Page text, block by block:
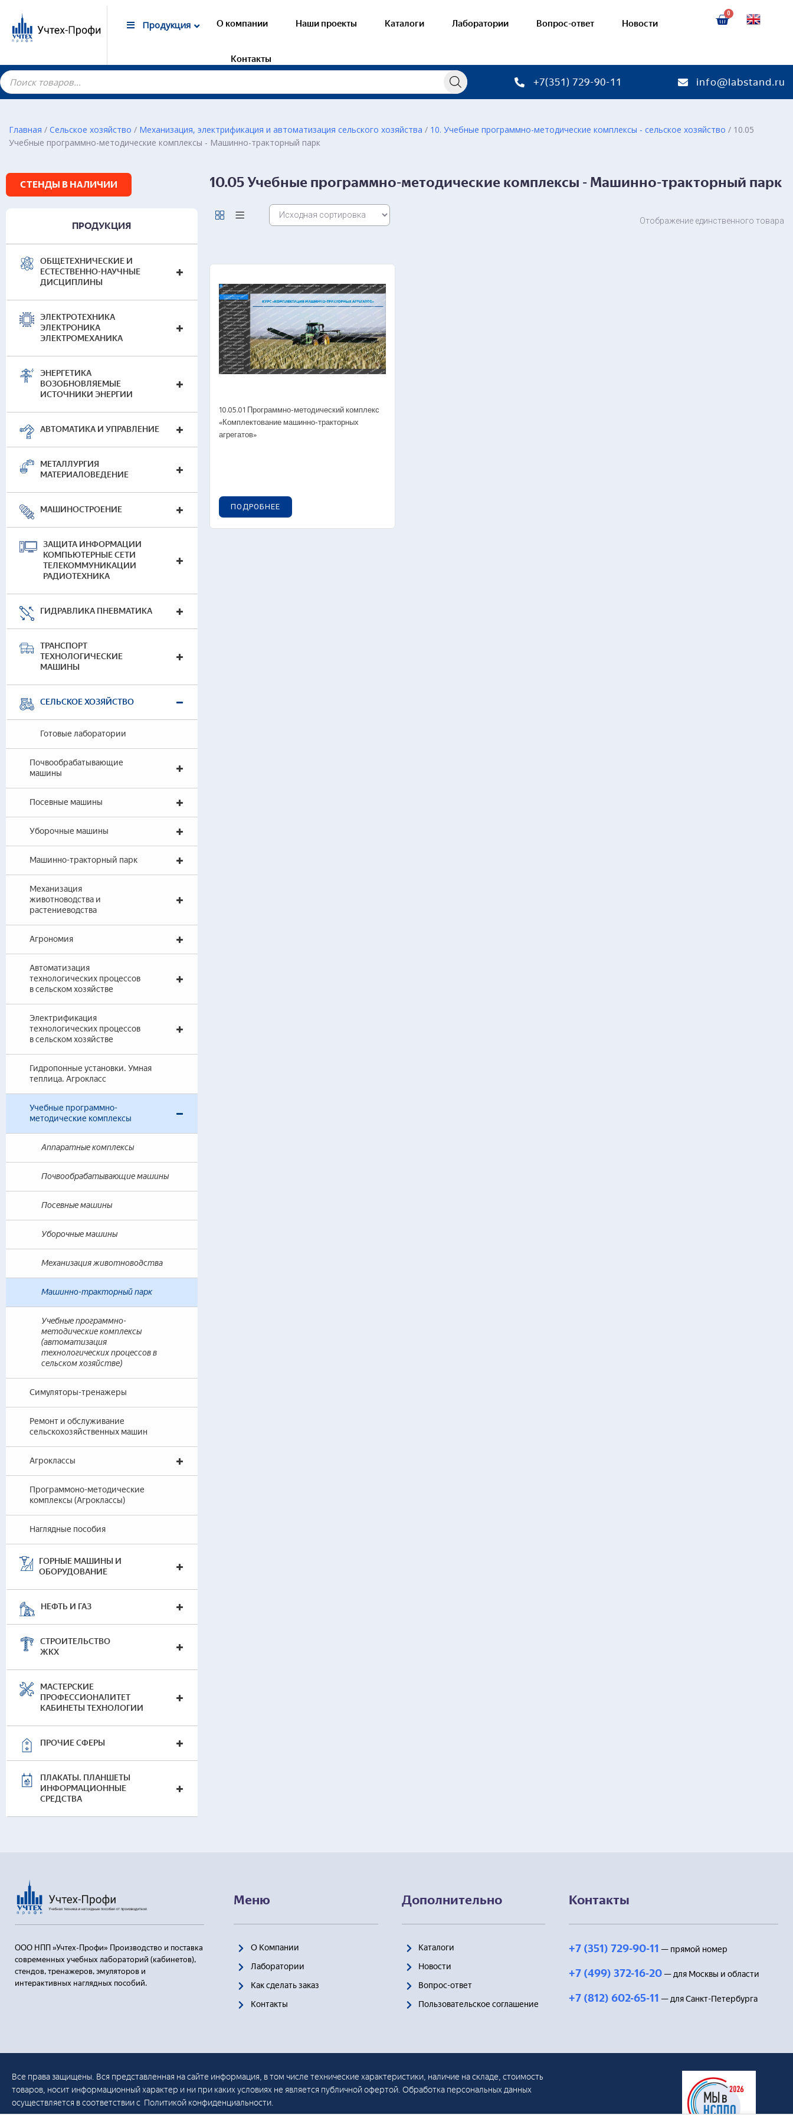
Продукция
Готовые лаборатории по Механизации,
Стенды-планшеты с натуральными деталями
Стенды-планшеты с
Стенды-планшеты с натуральными деталями
Стенды-планшеты светодинамические
Масштабированные модели
Лабораторные стенды
О компании Наши проекты Каталоги Лаборатории Вопрос-ответ Новости
Контакты
+7(351) 729-90-11 info@labstand.ru
Главная / Сельское хозяйство / Механизация, электрификация и автоматизация сельского хозяйства / 10. Учебные программно-методические комплексы - сельское хозяйство / 10.05
Учебные программно-методические комплексы - Машинно-тракторный парк
СТЕНДЫ В НАЛИЧИИ
ПРОДУКЦИЯ
ОБЩЕТЕХНИЧЕСКИЕ И
ЕСТЕСТВЕННО-НАУЧНЫЕ
ДИСЦИПЛИНЫ
ЭЛЕКТРОТЕХНИКА
ЭЛЕКТРОНИКА
ЭЛЕКТРОМЕХАНИКА
ЭНЕРГЕТИКА
ВОЗОБНОВЛЯЕМЫЕ
ИСТОЧНИКИ ЭНЕРГИИ
АВТОМАТИКА И УПРАВЛЕНИЕ
МЕТАЛЛУРГИЯ
МАТЕРИАЛОВЕДЕНИЕ
МАШИНОСТРОЕНИЕ
ЗАЩИТА ИНФОРМАЦИИ
КОМПЬЮТЕРНЫЕ СЕТИ
ТЕЛЕКОММУНИКАЦИИ
РАДИОТЕХНИКА
ГИДРАВЛИКА ПНЕВМАТИКА
ТРАНСПОРТ
ТЕХНОЛОГИЧЕСКИЕ
МАШИНЫ
СЕЛЬСКОЕ ХОЗЯЙСТВО
Готовые лаборатории
Почвообрабатывающие
машины
Посевные машины
Уборочные машины
Машинно-тракторный парк
Механизация
животноводства и
растениеводства
Агрономия
Автоматизация
технологических процессов
в сельском хозяйстве
Электрификация
технологических процессов
в сельском хозяйстве
Гидропонные установки. Умная
теплица. Агрокласс
Учебные программно-
методические комплексы
Аппаратные комплексы
Почвообрабатывающие машины
Посевные машины
Уборочные машины
Механизация животноводства
Машинно-тракторный парк
Учебные программно-
методические комплексы
(автоматизация
технологических процессов в
сельском хозяйстве)
Симуляторы-тренажеры
Ремонт и обслуживание
сельскохозяйственных машин
Агроклассы
Программоно-методические
комплексы (Агроклассы)
Наглядные пособия
ГОРНЫЕ МАШИНЫ И
ОБОРУДОВАНИЕ
НЕФТЬ И ГАЗ
СТРОИТЕЛЬСТВО
ЖКХ
МАСТЕРСКИЕ
ПРОФЕССИОНАЛИТЕТ
КАБИНЕТЫ ТЕХНОЛОГИИ
ПРОЧИЕ СФЕРЫ
ПЛАКАТЫ. ПЛАНШЕТЫ
ИНФОРМАЦИОННЫЕ
СРЕДСТВА
10.05 Учебные программно-методические комплексы - Машинно-тракторный парк
Отображение единственного товара
10.05.01 Программно-методический комплекс
«Комплектование машинно-тракторных
агрегатов»
ПОДРОБНЕЕ
ООО НПП »Учтех-Профи» Производство и поставка
современных учебных лабораторий (кабинетов),
стендов, тренажеров, эмуляторов и
интерактивных наглядных пособий.
Меню
О Компании
Лаборатории
Как сделать заказ
Контакты
Дополнительно
Каталоги
Новости
Вопрос-ответ
Пользовательское соглашение
Контакты
+7 (351) 729-90-11 — прямой номер
+7 (499) 372-16-20 — для Москвы и области
+7 (812) 602-65-11 — для Санкт-Петербурга
Все права защищены. Вся представленная на сайте информация, в том числе технические характеристики, наличие на складе, стоимость
товаров, носит информационный характер и ни при каких условиях не является публичной офертой. Обработка персональных данных
осуществляется в соответствии с Политикой конфиденциальности.